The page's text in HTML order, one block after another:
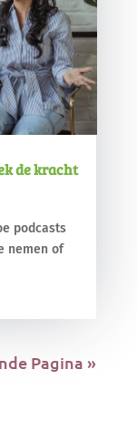
de kracht
podcasts
nemen of
Pagina »